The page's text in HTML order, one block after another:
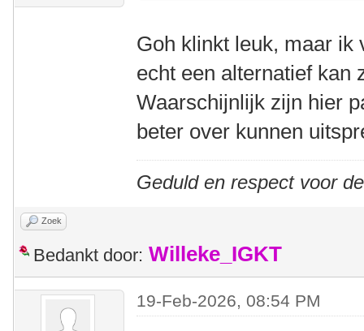
Goh klinkt leuk, maar ik
echt een alternatief kan
Waarschijnlijk zijn hier
beter over kunnen
Geduld en respect voor
Zoek
Bedankt door: Willeke_IGKT
19-Feb-2026, 08:54 PM